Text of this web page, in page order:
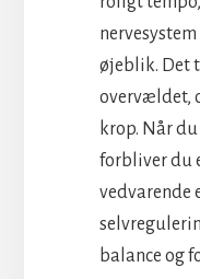
øjeblik. Det
overvældet,
krop. Når
forbliver du
vedvarende
balance og